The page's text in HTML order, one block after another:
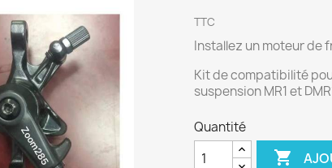
TTC
Installez un moteur de
Kit de compatibilité
suspension MR1 et
Quantité
